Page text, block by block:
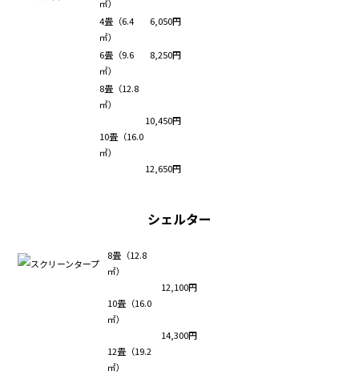
㎡）
4畳（6.4
㎡）
6,050円
6畳（9.6
㎡）
8,250円
8畳（12.8
㎡）
10,450円
10畳（16.0
㎡）
12,650円
シェルター
8畳（12.8
㎡）
12,100円
10畳（16.0
㎡）
14,300円
12畳（19.2
㎡）